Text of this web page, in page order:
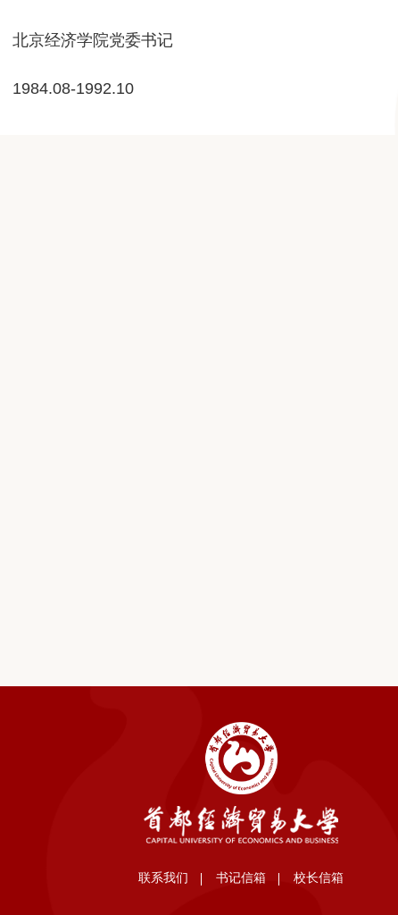
北京经济学院党委书记
1984.08-1992.10
联系我们 书记信箱 校长信箱